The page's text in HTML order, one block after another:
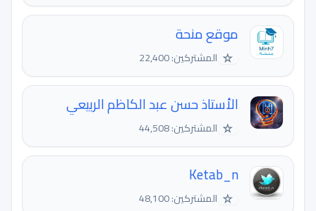
موقع منحة
☆ المشتركين: 22,400
الأستاذ حسن عبد الكاظم الربيعي
☆ المشتركين: 44,508
Ketab_n
☆ المشتركين: 48,100